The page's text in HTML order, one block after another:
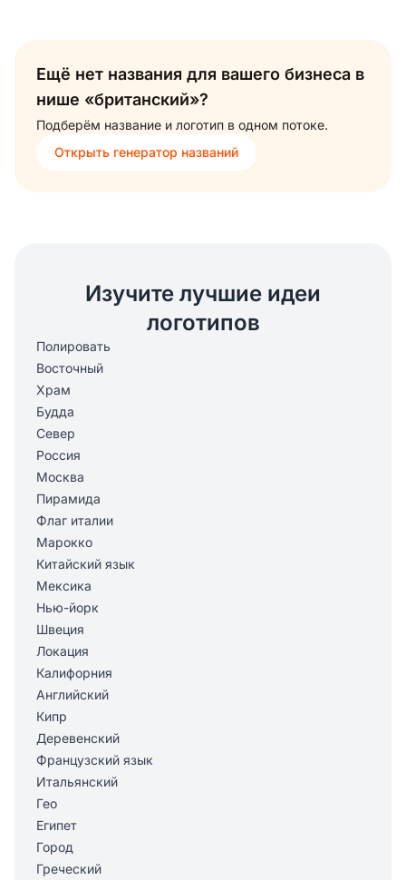
Ещё нет названия для вашего бизнеса в
нише «британский»?
Подберём название и логотип в одном потоке.
Открыть генератор названий
Изучите лучшие идеи
логотипов
Полировать
Восточный
Храм
Будда
Север
Россия
Москва
Пирамида
Флаг италии
Марокко
Китайский язык
Мексика
Нью-йорк
Швеция
Локация
Калифорния
Английский
Кипр
Деревенский
Французский язык
Итальянский
Гео
Египет
Город
Греческий